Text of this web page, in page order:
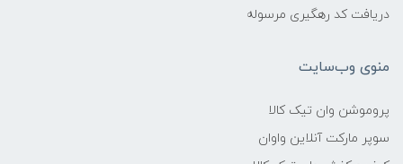
دریافت کد رهگیری مرسوله
منوی وب‌سایت
پروموشن وان تیک کالا
سوپر مارکت آنلاین واوان